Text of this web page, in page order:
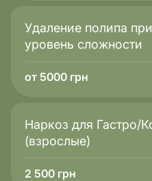
Удаление полипа
уровень сложности
от 5000 грн
Наркоз для Гастро/
(взрослые)
2 500 грн